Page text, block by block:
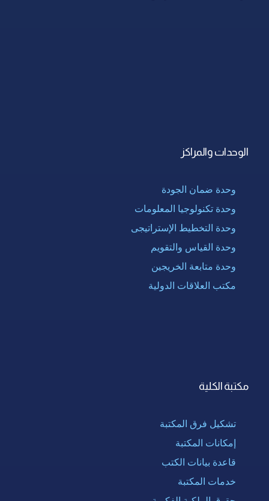
الوحدات والمراكز
وحدة ضمان الجودة
وحدة تكنولوجيا المعلومات
وحدة التخطيط الإستراتيجى
وحدة القياس والتقويم
وحدة متابعة الخريجين
مكتب العلاقات الدولية
مكتبة الكلية
تشكيل فرق المكتبة
إمكانات المكتبة
قاعدة بيانات الكتب
خدمات المكتبة